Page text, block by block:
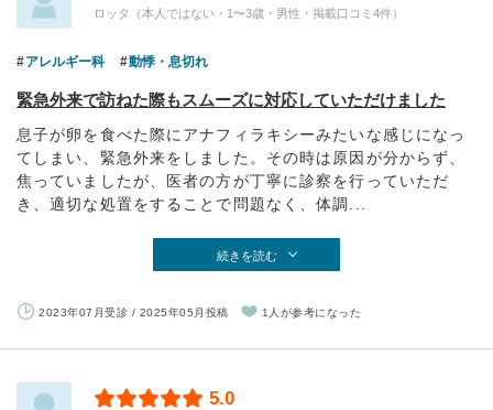
ロッタ（本人ではない・1〜3歳・男性・掲載口コミ4件）
アレルギー科 動悸・息切れ
緊急外来で訪ねた際もスムーズに対応していただけました
息子が卵を食べた際にアナフィラキシーみたいな感じになっ
てしまい、緊急外来をしました。その時は原因が分からず、
焦っていましたが、医者の方が丁寧に診察を行っていただ
き、適切な処置をすることで問題なく、体調...
続きを読む
2023年07月受診 / 2025年05月投稿 1人が参考になった
5.0